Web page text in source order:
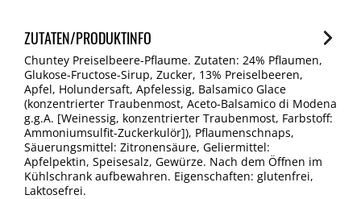
ZUTATEN/PRODUKTINFO
Chuntey Preiselbeere-Pflaume. Zutaten: 24% Pflaumen,
Glukose-Fructose-Sirup, Zucker, 13% Preiselbeeren,
Apfel, Holundersaft, Apfelessig, Balsamico Glace
(konzentrierter Traubenmost, Aceto-Balsamico di Modena
g.g.A. [Weinessig, konzentrierter Traubenmost, Farbstoff:
Ammoniumsulfit-Zuckerkulör]), Pflaumenschnaps,
Säuerungsmittel: Zitronensäure, Geliermittel:
Apfelpektin, Speisesalz, Gewürze. Nach dem Öffnen im
Kühlschrank aufbewahren. Eigenschaften: glutenfrei,
Laktosefrei.